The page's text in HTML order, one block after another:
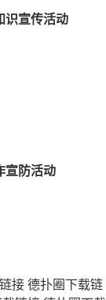
识宣传活动
宣防活动
接 德扑圈下载链